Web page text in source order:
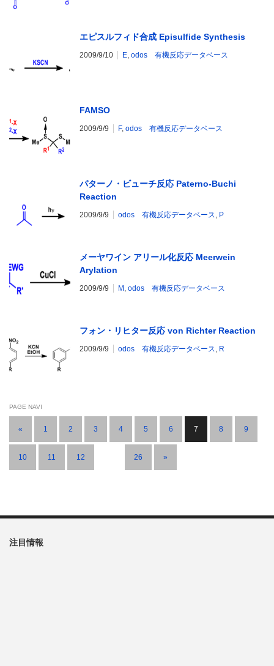
エピスルフィド合成 Episulfide Synthesis
2009/9/10 E, odos 有機反応データベース
FAMSO
2009/9/9 F, odos 有機反応データベース
パターノ・ビューチ反応 Paterno-Buchi
Reaction
2009/9/9 odos 有機反応データベース, P
メーヤワイン アリール化反応 Meerwein
Arylation
2009/9/9 M , odos 有機反応データベース
フォン・リヒター反応 von Richter Reaction
2009/9/9 odos 有機反応データベース, R
PAGE NAVI
« 1 2 3 4 5 6 7 8 9
10 11 12 26 »
注目情報